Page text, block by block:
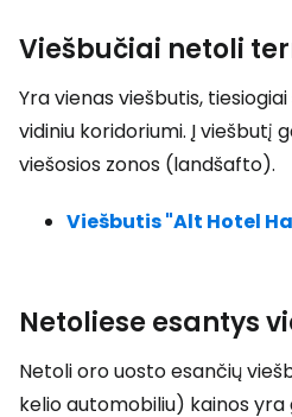
Viešbučiai netoli
Yra vienas viešbutis,
vidiniu koridoriumi. Į viešbutį
viešosios zonos (landšafto).
Viešbutis "Alt Hotel
Netoliese esantys
Netoli oro uosto esančių
kelio automobiliu) kainos